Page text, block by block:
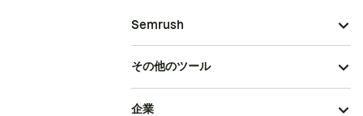
Semrush
その他のツール
企業